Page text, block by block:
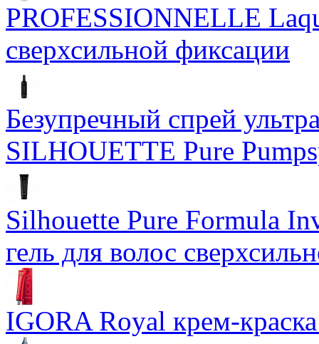
PROFESSIONNELLE
сверхсильной фиксации
Безупречный спрей
SILHOUETTE Pure
Silhouette Pure Formula
гель для волос
IGORA Royal крем-